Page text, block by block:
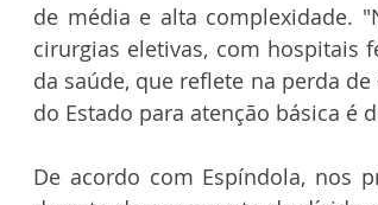
de média e alta complexidade.
cirurgias eletivas, com hospitais
da saúde, que reflete na perda
do Estado para atenção básica é
De acordo com Espíndola, nos